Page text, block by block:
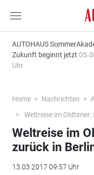
AUTOHAUS
Zukunft beginnt jetzt
Uhr
Home Nachrichten
Weltreise im
Weltreise im
zurück in
13.03.2017 09:57 Uhr